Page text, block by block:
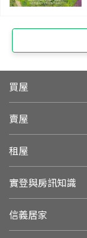
買屋
賣屋
租屋
實登與房訊知識
信義居家